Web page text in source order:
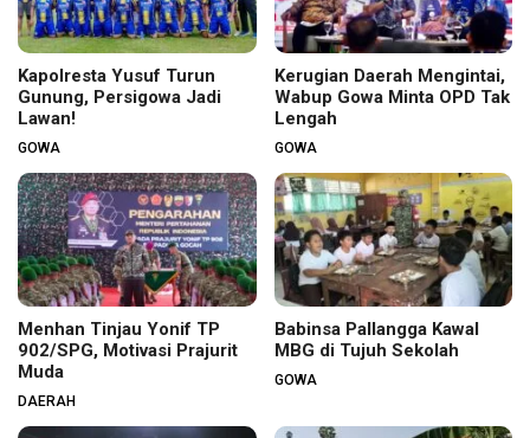
Kapolresta Yusuf Turun
Gunung, Persigowa Jadi
Lawan!
GOWA
Kerugian Daerah Mengintai,
Wabup Gowa Minta OPD Tak
Lengah
GOWA
Menhan Tinjau Yonif TP
902/SPG, Motivasi Prajurit
Muda
DAERAH
Babinsa Pallangga Kawal
MBG di Tujuh Sekolah
GOWA